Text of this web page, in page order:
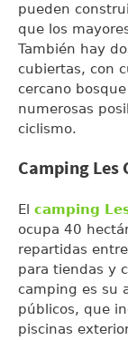
pueden
que los
También hay
cubiertas, con
cercano
numerosas
ciclismo.
Camping Les
El camping
ocupa 40
repartidas
para tiendas y
camping es su
públicos, que
piscinas